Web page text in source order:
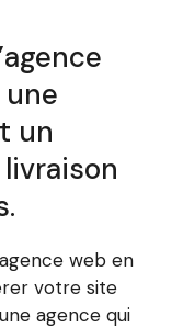
une
un
web en
votre site
agence qui